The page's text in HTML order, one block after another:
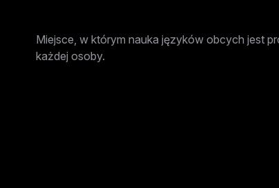
Miejsce, w którym nauka języków obcych jest
każdej osoby.